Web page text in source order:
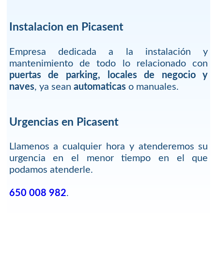
Instalacion en Picasent
Empresa dedicada a la instalación y
mantenimiento de todo lo relacionado con
puertas de parking, locales de negocio y
naves, ya sean automaticaso manuales.
Urgencias en Picasent
Llamenos a cualquier hora y atenderemos su
urgencia en el menor tiempo en el que
podamos atenderle.
650 008 982.